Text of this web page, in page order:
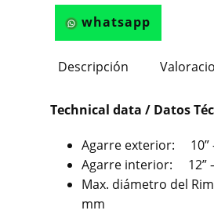
whatsapp
Descripción
Technical data / Datos
Agarre exterior: 10”
Agarre interior: 12”
Max. diámetro del
mm